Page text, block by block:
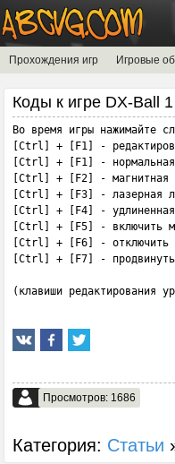
Прохождения игр Игровые
Коды к игре DX-Ball 1
Во время игры нажимайте
[Ctrl] + [F1] -
[Ctrl] + [F1] - нормальная
[Ctrl] + [F2] - магнитная
[Ctrl] + [F3] - лазерная
[Ctrl] + [F4] - удлиненная
[Ctrl] + [F5] - включить
[Ctrl] + [F6] - отключить
[Ctrl] + [F7] - продвинуть
(клавиши редактирования
Просмотров: 1686
Категория: Статьи